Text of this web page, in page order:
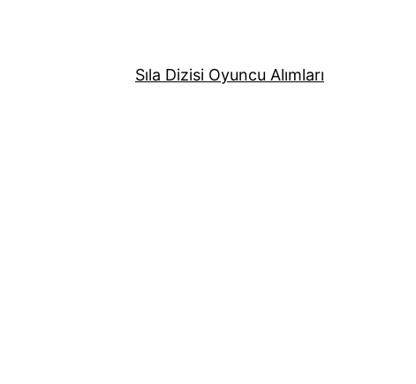
Sıla Dizisi Oyuncu Alımları